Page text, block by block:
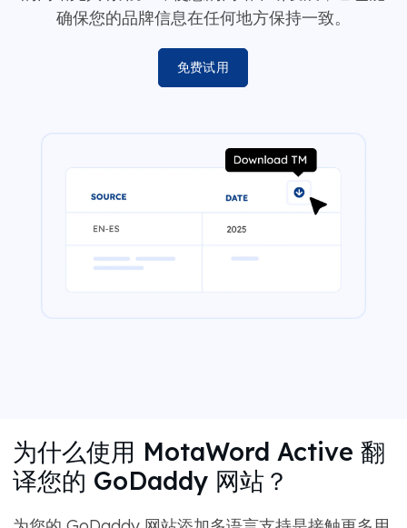
确保您的品牌信息在任何地方保持一致。
免费试用
为什么使用 MotaWord Active 翻
译您的 GoDaddy 网站？